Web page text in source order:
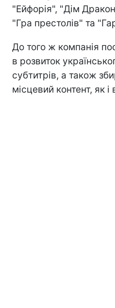
"Ейфорія", "Дім
"Гра престолів" та
До того ж компанія
в розвиток
субтитрів, а також
місцевий контент, як і